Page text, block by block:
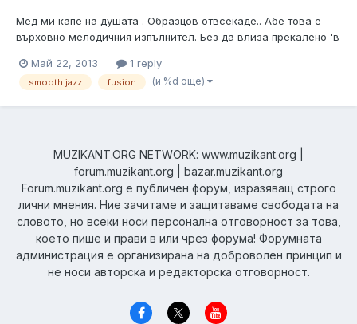
Мед ми капе на душата . Образцов отвсекаде.. Абе това е
върховно мелодичния изпълнител. Без да влиза прекалено 'в
парче: http://www.youtube.com/watch?v=qX8bmZitKaw Интрото
е супер, акомпанимента е супер, солирането е супер.
Май 22, 2013 1 reply
smooth jazz fusion (и %d още)
MUZIKANT.ORG NETWORK: www.muzikant.org |
forum.muzikant.org | bazar.muzikant.org
Forum.muzikant.org е публичен форум, изразяващ строго
лични мнения. Ние зачитаме и защитаваме свободата на
словото, но всеки носи персонална отговорност за това,
което пише и прави в или чрез форума! Форумната
администрация е организирана на доброволен принцип и
не носи авторска и редакторска отговорност.